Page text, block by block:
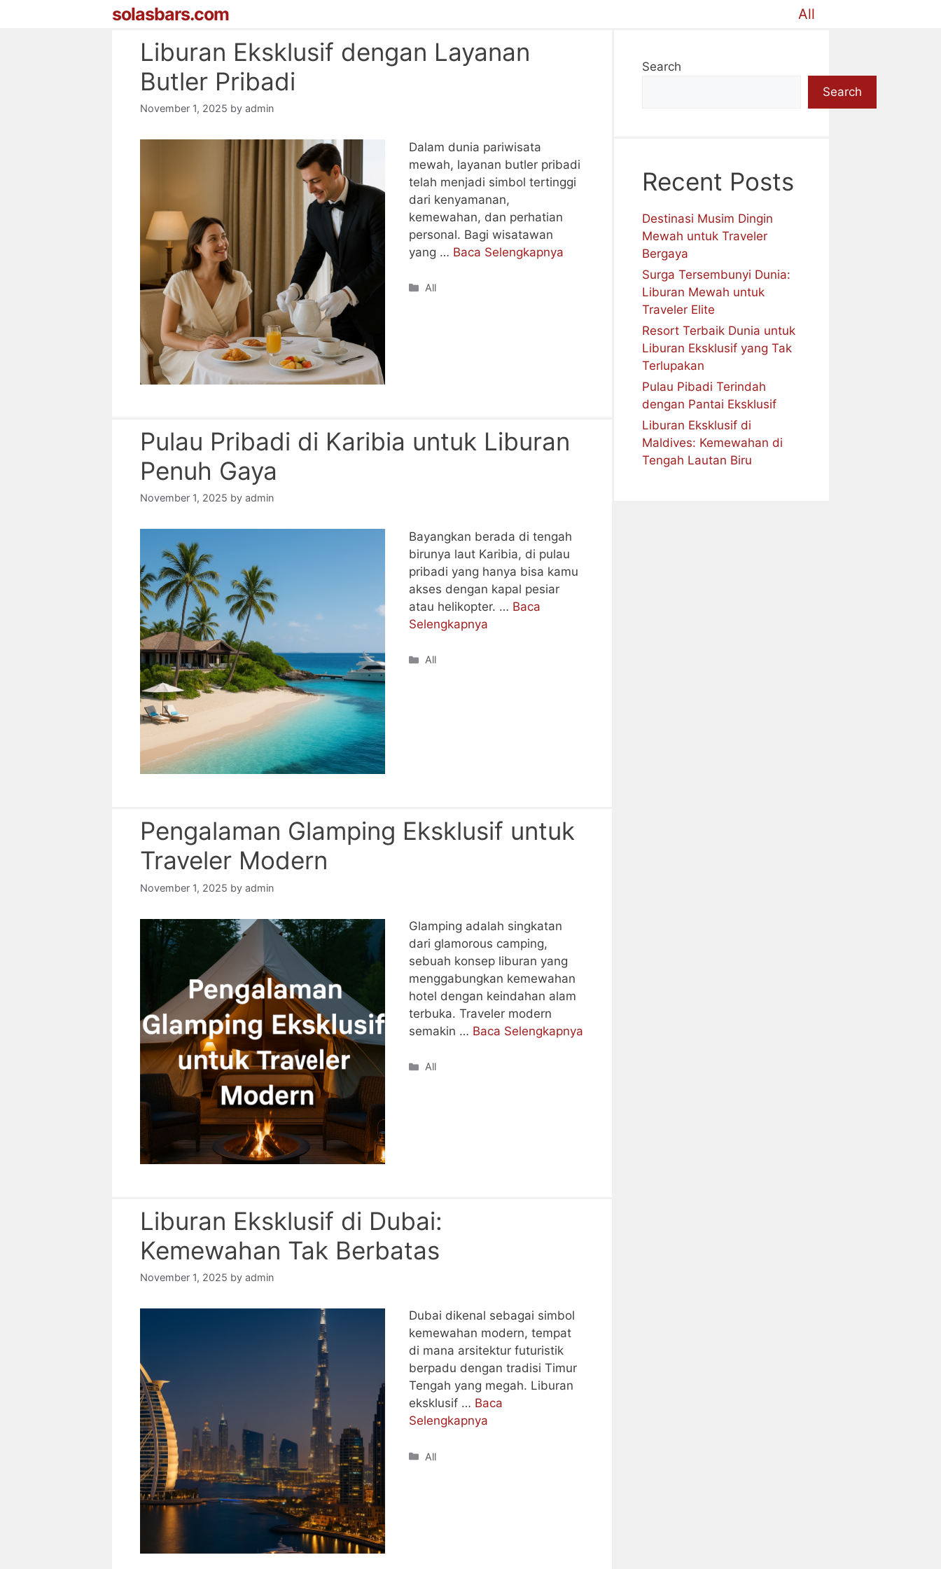
solasbars.com All
Liburan Eksklusif dengan Layanan
Butler Pribadi
November 1, 2025 by admin
Dalam dunia pariwisata
mewah, layanan butler pribadi
telah menjadi simbol tertinggi
dari kenyamanan,
kemewahan, dan perhatian
personal. Bagi wisatawan
yang … Baca Selengkapnya
Categories
All
Pulau Pribadi di Karibia untuk Liburan
Penuh Gaya
November 1, 2025 by admin
Bayangkan berada di tengah
birunya laut Karibia, di pulau
pribadi yang hanya bisa kamu
akses dengan kapal pesiar
atau helikopter. … Baca
Selengkapnya
Categories
All
Pengalaman Glamping Eksklusif untuk
Traveler Modern
November 1, 2025 by admin
Glamping adalah singkatan
dari glamorous camping,
sebuah konsep liburan yang
menggabungkan kemewahan
hotel dengan keindahan alam
terbuka. Traveler modern
semakin … Baca Selengkapnya
Categories
All
Liburan Eksklusif di Dubai:
Kemewahan Tak Berbatas
November 1, 2025 by admin
Dubai dikenal sebagai simbol
kemewahan modern, tempat
di mana arsitektur futuristik
berpadu dengan tradisi Timur
Tengah yang megah. Liburan
eksklusif … Baca
Selengkapnya
Categories
All
Search
Search
Recent Posts
Destinasi Musim Dingin
Mewah untuk Traveler
Bergaya
Surga Tersembunyi Dunia:
Liburan Mewah untuk
Traveler Elite
Resort Terbaik Dunia untuk
Liburan Eksklusif yang Tak
Terlupakan
Pulau Pibadi Terindah
dengan Pantai Eksklusif
Liburan Eksklusif di
Maldives: Kemewahan di
Tengah Lautan Biru